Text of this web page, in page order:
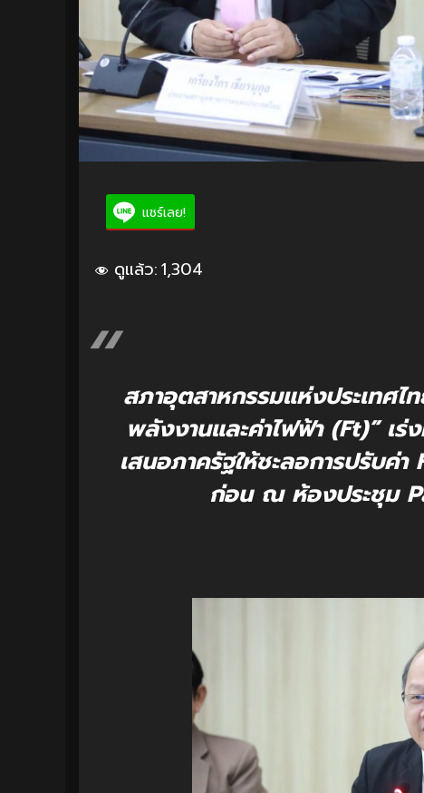
แชร์เลย!
ดูแล้ว:1,304
สภาอุตสาหกรรมแห่งประเทศ
พลังงานและค่าไฟฟ้า (Ft)” เ
เสนอภาครัฐให้ชะลอการปรับค่
ก่อน ณ ห้องประชุม